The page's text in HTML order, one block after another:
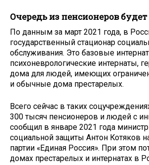
Очередь из пенсионеров будет
По данным за март 2021 года, в
государственный стационар
обслуживания. Это базовые
психоневрологические интернаты,
дома для людей, имеющих
и обычные дома престарелых.
Всего сейчас в таких
300 тысяч пенсионеров и людей с
сообщил в январе 2021 года министр
социальной защиты Антон Котяков
партии «Единая Россия». При этом
домах престарелых и интернатах в